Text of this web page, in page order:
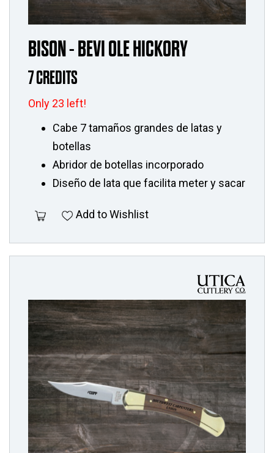
BISON - BEVI OLE HICKORY
7 CREDITS
Only 23 left!
Cabe 7 tamaños grandes de latas y
botellas
Abridor de botellas incorporado
Diseño de lata que facilita meter y sacar
Add to Wishlist